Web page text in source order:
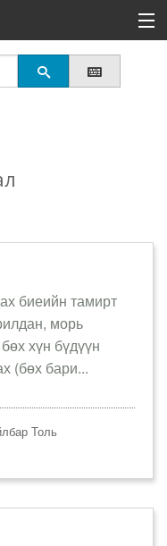
биеийн тамирт
морь
хүн бүдүүн
(бөх бари...
Толь